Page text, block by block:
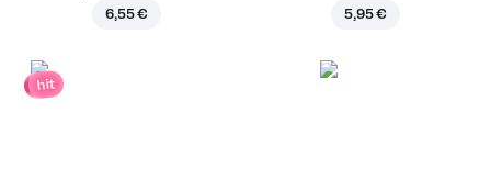
6,55 € 5,95 €
hit